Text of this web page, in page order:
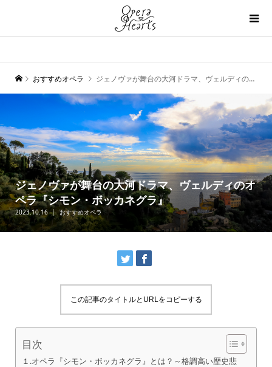
おすすめオペラ ジェノヴァが舞台の大河ドラマ、ヴェルディのオペラ『シモン・ボッカネグラ』
ジェノヴァが舞台の大河ドラマ、ヴェルディのオ
ペラ『シモン・ボッカネグラ』
2023.10.16 おすすめオペラ
この記事のタイトルとURLをコピーする
目次
１.オペラ『シモン・ボッカネグラ』とは？～格調高い歴史悲